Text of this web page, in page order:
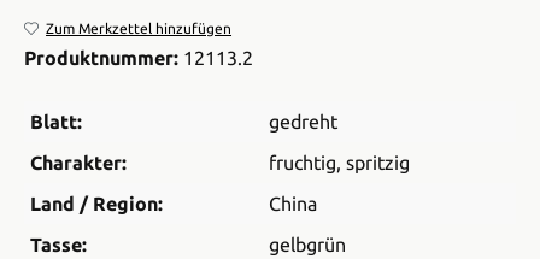
Zum Merkzettel hinzufügen
Produktnummer: 12113.2
Blatt:
gedreht
Charakter:
fruchtig, spritzig
Land / Region:
China
Tasse:
gelbgrün